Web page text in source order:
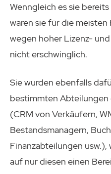
Wenngleich es sie
waren sie für die
wegen hoher Lizenz-
nicht erschwinglich.
Sie wurden ebenfalls
bestimmten Abteilungen
(CRM von Verkäufern,
Bestandsmanagern,
Finanzabteilungen
auf nur diesen einen